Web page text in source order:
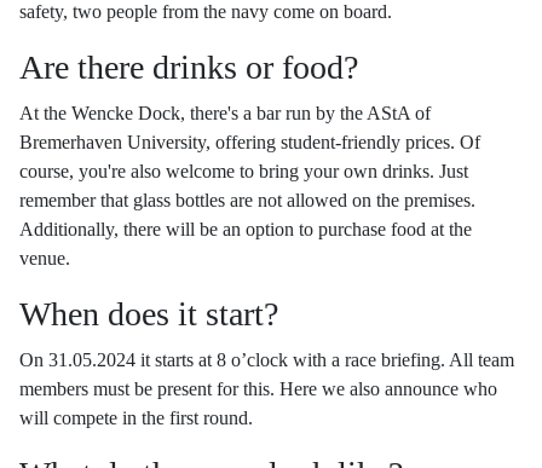
safety, two people from the navy come on board.
Are there drinks or food?
At the Wencke Dock, there's a bar run by the AStA of
Bremerhaven University, offering student-friendly prices. Of
course, you're also welcome to bring your own drinks. Just
remember that glass bottles are not allowed on the premises.
Additionally, there will be an option to purchase food at the
venue.
When does it start?
On 31.05.2024 it starts at 8 o’clock with a race briefing. All team
members must be present for this. Here we also announce who
will compete in the first round.